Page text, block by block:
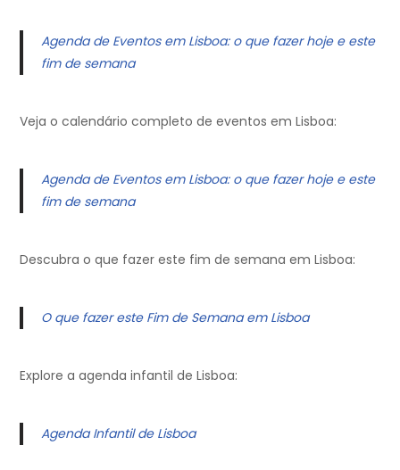
Agenda de Eventos em Lisboa: o que fazer hoje e este
fim de semana
Veja o calendário completo de eventos em Lisboa:
Agenda de Eventos em Lisboa: o que fazer hoje e este
fim de semana
Descubra o que fazer este fim de semana em Lisboa:
O que fazer este Fim de Semana em Lisboa
Explore a agenda infantil de Lisboa:
Agenda Infantil de Lisboa